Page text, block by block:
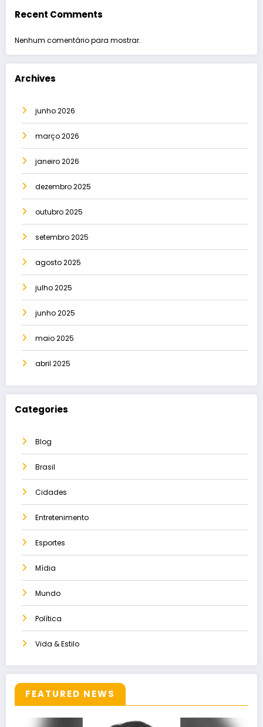
Recent Comments
Nenhum comentário para mostrar.
Archives
junho 2026
março 2026
janeiro 2026
dezembro 2025
outubro 2025
setembro 2025
agosto 2025
julho 2025
junho 2025
maio 2025
abril 2025
Categories
Blog
Brasil
Cidades
Entretenimento
Esportes
Mídia
Mundo
Política
Vida & Estilo
FEATURED NEWS